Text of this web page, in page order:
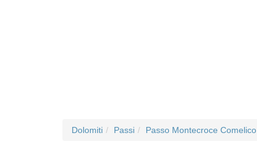
Dolomiti Passi Passo Montecroce Comelico